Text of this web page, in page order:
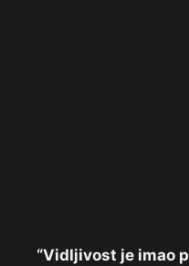
“Vidljivost je imao